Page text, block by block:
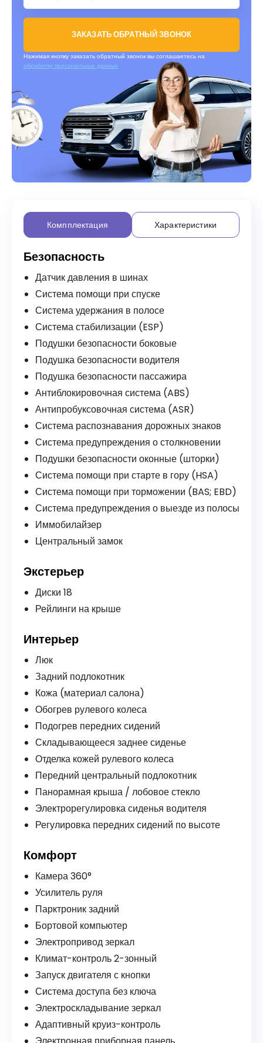
ЗАКАЗАТЬ ОБРАТНЫЙ ЗВОНОК
Нажимая кнопку заказать обратный звонок вы соглашаетесь на
обработку персональных данных
Компплектация Характеристики
Безопасность
Датчик давления в шинах
Система помощи при спуске
Система удержания в полосе
Система стабилизации (ESP)
Подушки безопасности боковые
Подушка безопасности водителя
Подушка безопасности пассажира
Антиблокировочная система (ABS)
Антипробуксовочная система (ASR)
Система распознавания дорожных знаков
Система предупреждения о столкновении
Подушки безопасности оконные (шторки)
Система помощи при старте в гору (HSA)
Система помощи при торможении (BAS; EBD)
Система предупреждения о выезде из полосы
Иммобилайзер
Центральный замок
Экстерьер
Диски 18
Рейлинги на крыше
Интерьер
Люк
Задний подлокотник
Кожа (материал салона)
Обогрев рулевого колеса
Подогрев передних сидений
Складывающееся заднее сиденье
Отделка кожей рулевого колеса
Передний центральный подлокотник
Панорамная крыша / лобовое стекло
Электрорегулировка сиденья водителя
Регулировка передних сидений по высоте
Комфорт
Камера 360°
Усилитель руля
Парктроник задний
Бортовой компьютер
Электропривод зеркал
Климат-контроль 2-зонный
Запуск двигателя с кнопки
Система доступа без ключа
Электроскладывание зеркал
Адаптивный круиз-контроль